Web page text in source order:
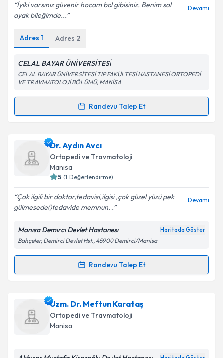
İyiki varsınız güvenir hocam bal gibisiniz. Benim sol
ayak bileğimde...
Devamı
Adres 1 Adres 2
CELAL BAYAR ÜNİVERSİTESİ
CELAL BAYAR ÜNİVERSİTESİ TIP FAKÜLTESİ HASTANESİ ORTOPEDİ
VE TRAVMATOLOJİ BÖLÜMÜ, MANİSA
Randevu Talep Et
Randevu Takvimi Talebi
Doç. Dr. Güvenir Okcu
oluşturun. Size bu uzmandan randevu almanız için bir
takvim hazırlandığında e-posta ile bilgilendireceğiz.
Kişisel verilerimin işlenmesine ilişkin
Aydınlatma
Metni'ni okudum ve kişisel verilerimin belirtilen
kapsamda işlenmesini kabul ediyorum.
Dr. Aydın Avcı
Ortopedi ve Travmatoloji
Manisa
5 (1 Değerlendirme)
Çok ilgili bir doktor,tedavisi,ilgisi ,çok güzel yüzü pek
gülmesede()tedavide memnun...
Devamı
Manısa Demırcı Devlet Hastanesı Haritada Göster
Bahçeler, Demirci Devlet Hst., 45900 Demirci/Manisa
Randevu Talep Et
Randevu Takvimi Talebi
Dr. Aydın Avcı için randevu takvimi talebi oluşturun.
Size bu uzmandan randevu almanız için bir takvim
hazırlandığında e-posta ile bilgilendireceğiz.
Uzm. Dr. Meftun Karataş
Ortopedi ve Travmatoloji
Manisa